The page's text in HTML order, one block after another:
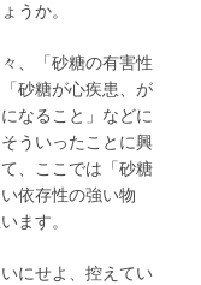
うか。
、「砂糖の有害性
砂糖が心疾患、が
なること」などに
ういったことに興
、ここでは「砂糖
依存性の強い物
ます。
にせよ、控えてい